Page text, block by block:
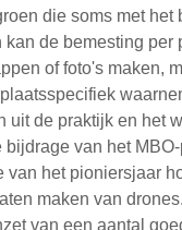
die soms met het
de bemesting per
of foto's maken,
de praktijk en het
van het
het pioniersjaar
maken van
van een aantal